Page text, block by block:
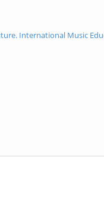
International Music